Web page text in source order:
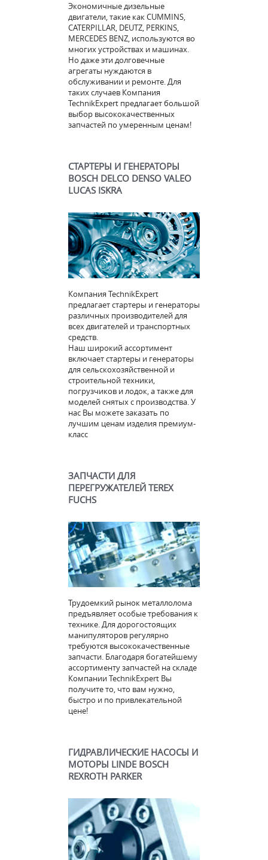
Экономичные дизельные
двигатели, такие как CUMMINS,
CATERPILLAR, DEUTZ, PERKINS,
MERCEDES BENZ, используются во
многих устройствах и машинах.
Но даже эти долговечные
агрегаты нуждаются в
обслуживании и ремонте. Для
таких случаев Компания
TechnikExpert предлагает большой
выбор высококачественных
запчастей по умеренным ценам!
СТАРТЕРЫ И ГЕНЕРАТОРЫ
BOSCH DELCO DENSO VALEO
LUCAS ISKRA
Компания TechnikExpert
предлагает стартеры и генераторы
различных производителей для
всех двигателей и транспортных
средств.
Наш широкий ассортимент
включает стартеры и генераторы
для сельскохозяйственной и
строительной техники,
погрузчиков и лодок, а также для
моделей снятых с производства. У
нас Вы можете заказать по
лучшим ценам изделия премиум-
класс
ЗАПЧАСТИ ДЛЯ
ПЕРЕГРУЖАТЕЛЕЙ TEREX
FUCHS
Трудоемкий рынок металлолома
предъявляет особые требования к
технике. Для дорогостоящих
манипуляторов регулярно
требуются высококачественные
запчасти. Благодаря богатейшему
ассортименту запчастей на складе
Компании TechnikExpert Вы
получите то, что вам нужно,
быстро и по привлекательной
цене!
ГИДРАВЛИЧЕСКИЕ НАСОСЫ И
МОТОРЫ LINDE BOSCH
REXROTH PARKER